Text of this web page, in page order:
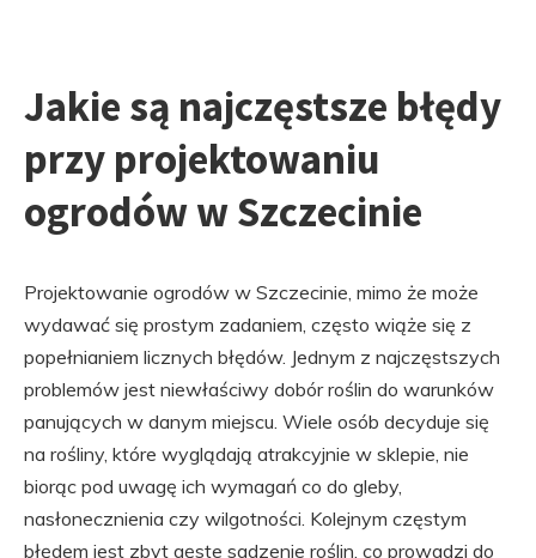
Jakie są najczęstsze błędy
przy projektowaniu
ogrodów w Szczecinie
Projektowanie ogrodów w Szczecinie, mimo że może
wydawać się prostym zadaniem, często wiąże się z
popełnianiem licznych błędów. Jednym z najczęstszych
problemów jest niewłaściwy dobór roślin do warunków
panujących w danym miejscu. Wiele osób decyduje się
na rośliny, które wyglądają atrakcyjnie w sklepie, nie
biorąc pod uwagę ich wymagań co do gleby,
nasłonecznienia czy wilgotności. Kolejnym częstym
błędem jest zbyt gęste sadzenie roślin, co prowadzi do